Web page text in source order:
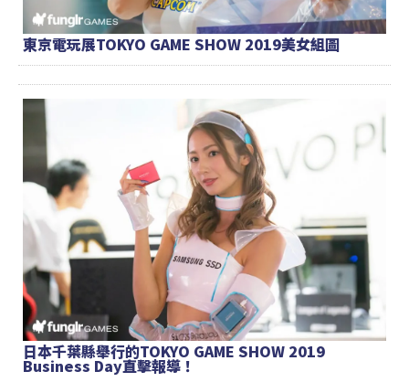
東京電玩展TOKYO GAME SHOW 2019美女組圖
日本千葉縣舉行的TOKYO GAME SHOW 2019
Business Day直擊報導！